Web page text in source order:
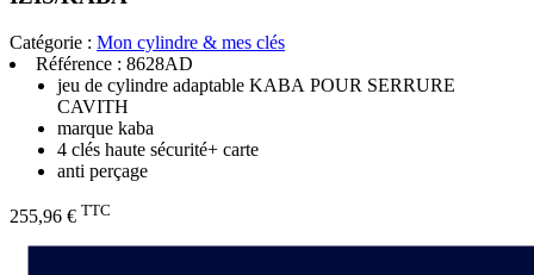
Catégorie : Mon cylindre & mes clés
Référence : 8628AD
jeu de cylindre adaptable KABA POUR SERRURE
CAVITH
marque kaba
4 clés haute sécurité+ carte
anti perçage
255,96 € TTC